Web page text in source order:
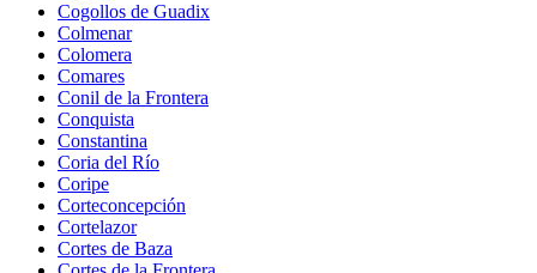
Cogollos de Guadix
Colmenar
Colomera
Comares
Conil de la Frontera
Conquista
Constantina
Coria del Río
Coripe
Corteconcepción
Cortelazor
Cortes de Baza